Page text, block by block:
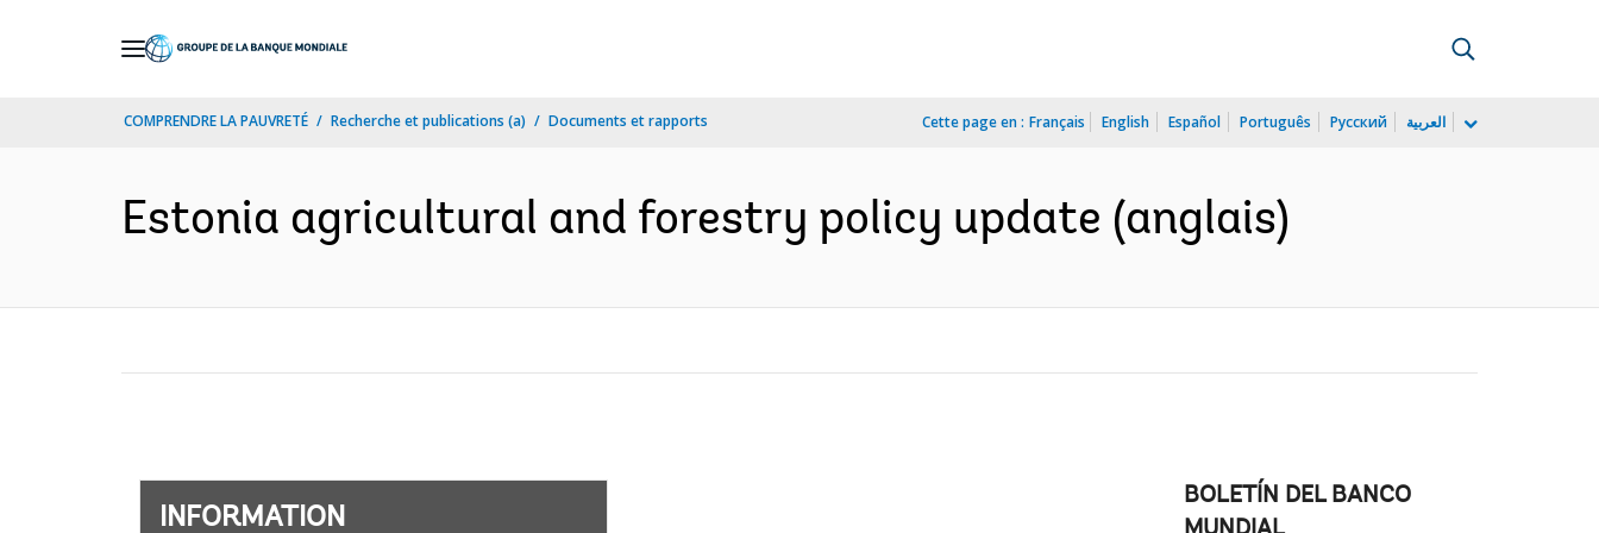
COMPRENDRE LA PAUVRETÉ Recherche et publications (a) Documents et rapports Cette page en : Français English Español Português Русский العربية
Estonia agricultural and forestry policy update (anglais)
INFORMATION
BOLETÍN DEL BANCO